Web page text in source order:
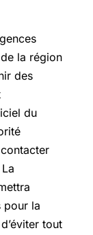
la région
des
du
pour la
tout